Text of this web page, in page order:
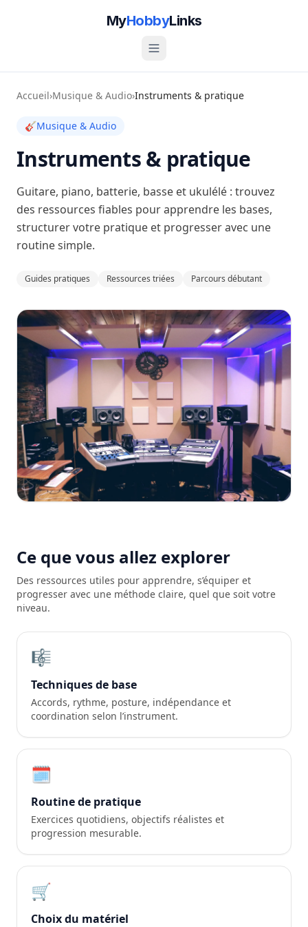
MyHobbyLinks
Accueil›Musique & Audio›Instruments & pratique
🎸Musique & Audio
Instruments & pratique
Guitare, piano, batterie, basse et ukulélé : trouvez
des ressources fiables pour apprendre les bases,
structurer votre pratique et progresser avec une
routine simple.
Guides pratiques Ressources triées Parcours débutant
Ce que vous allez explorer
Des ressources utiles pour apprendre, s’équiper et
progresser avec une méthode claire, quel que soit votre
niveau.
🎼
Techniques de base
Accords, rythme, posture, indépendance et
coordination selon l’instrument.
🗓️
Routine de pratique
Exercices quotidiens, objectifs réalistes et
progression mesurable.
🛒
Choix du matériel